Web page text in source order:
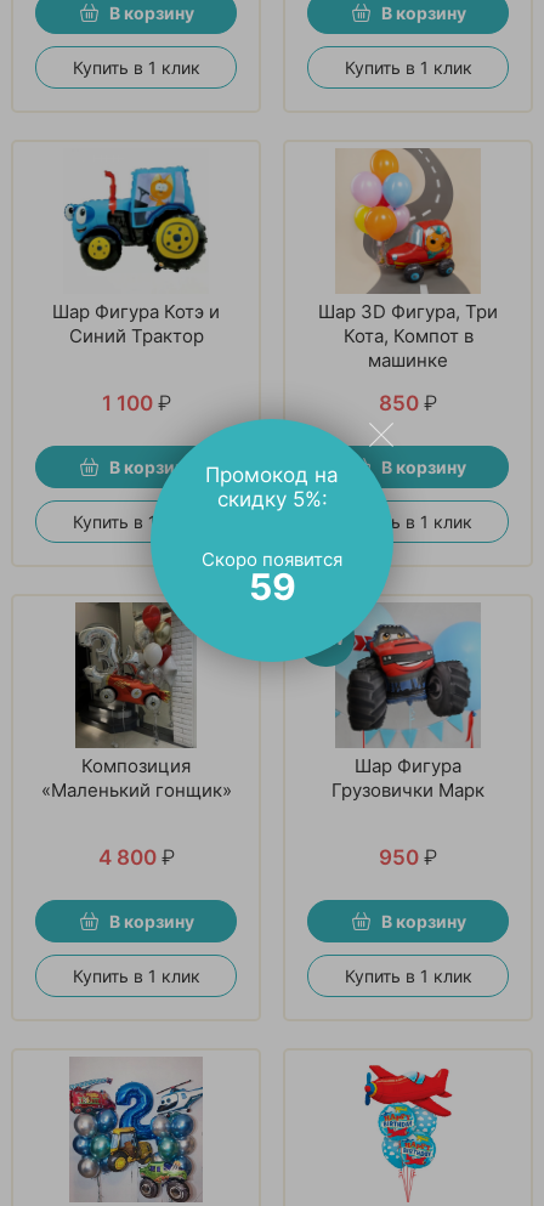
В корзину
Купить в 1 клик
В корзину
Купить в 1 клик
Шар Фигура Котэ и
Синий Трактор
1 100 ₽
В корзину
Купить в 1 клик
Шар 3D Фигура, Три
Кота, Компот в
машинке
850 ₽
В корзину
Купить в 1 клик
Композиция
«Маленький гонщик»
4 800 ₽
В корзину
Купить в 1 клик
Шар Фигура
Грузовички Марк
950 ₽
В корзину
Купить в 1 клик
Промокод на
скидку 5%:
Скоро появится
58